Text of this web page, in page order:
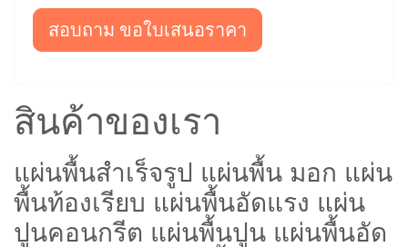
สอบถาม ขอใบเสนอราคา
สินค้าของเรา
แผ่นพื้นสำเร็จรูป แผ่นพื้น มอก แผ่น
พื้นท้องเรียบ แผ่นพื้นอัดแรง แผ่น
ปูนคอนกรีต แผ่นพื้นปูน แผ่นพื้นอัด